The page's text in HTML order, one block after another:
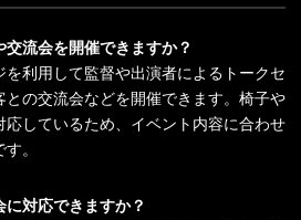
流会を開催できますか？
を利用して監督や出演者によるトークセ
との交流会などを開催できます。椅子や
応しているため、イベント内容に合わせ
。
に対応できますか？